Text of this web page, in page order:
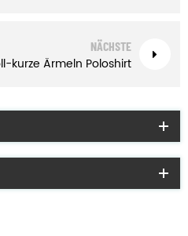
NÄCHSTE
kurze Ärmeln Poloshirt